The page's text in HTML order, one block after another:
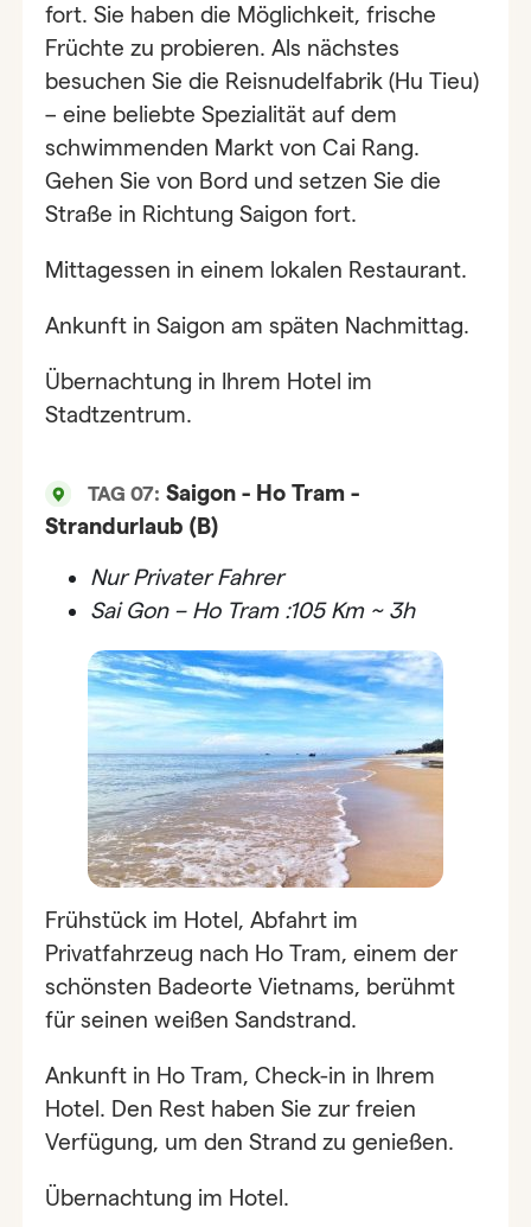
fort. Sie haben die Möglichkeit, frische
Früchte zu probieren. Als nächstes
besuchen Sie die Reisnudelfabrik (Hu Tieu)
– eine beliebte Spezialität auf dem
schwimmenden Markt von Cai Rang.
Gehen Sie von Bord und setzen Sie die
Straße in Richtung Saigon fort.
Mittagessen in einem lokalen Restaurant.
Ankunft in Saigon am späten Nachmittag.
Übernachtung in Ihrem Hotel im
Stadtzentrum.
TAG 07: Saigon - Ho Tram -
Strandurlaub (B)
NurPrivater Fahrer
Sai Gon – Ho Tram :105 Km ~ 3h
Frühstück im Hotel, Abfahrt im
Privatfahrzeug nach Ho Tram, einem der
schönsten Badeorte Vietnams, berühmt
für seinen weißen Sandstrand.
Ankunft in Ho Tram, Check-in in Ihrem
Hotel. Den Rest haben Sie zur freien
Verfügung, um den Strand zu genießen.
Übernachtung im Hotel.